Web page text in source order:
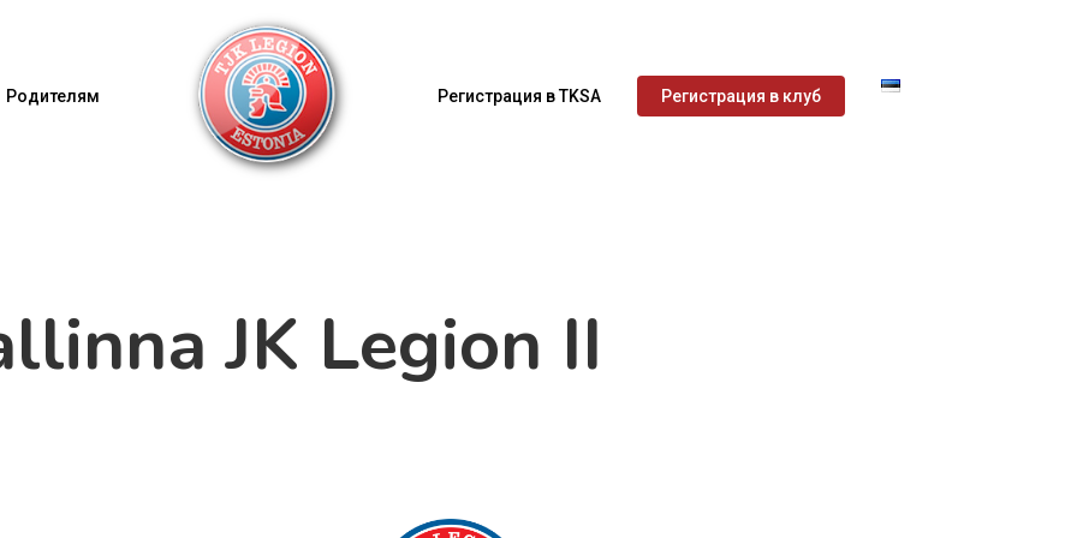
Родителям Регистрация в TKSA Регистрация в клуб
JK Legion II